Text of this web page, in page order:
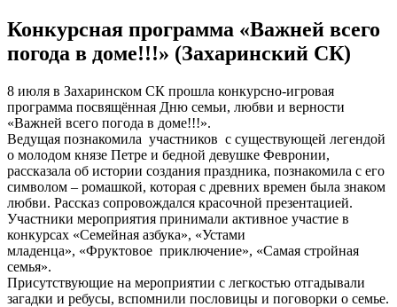
Конкурсная программа «Важней всего
погода в доме!!!» (Захаринский СК)
8 июля в Захаринском СК прошла конкурсно-игровая
программа посвящённая Дню семьи, любви и верности
«Важней всего погода в доме!!!».
Ведущая познакомила участников с существующей легендой
о молодом князе Петре и бедной девушке Февронии,
рассказала об истории создания праздника, познакомила с его
символом – ромашкой, которая с древних времен была знаком
любви. Рассказ сопровождался красочной презентацией.
Участники мероприятия принимали активное участие в
конкурсах «Семейная азбука», «Устами
младенца», «Фруктовое приключение», «Самая стройная
семья».
Присутствующие на мероприятии с легкостью отгадывали
загадки и ребусы, вспомнили пословицы и поговорки о семье.